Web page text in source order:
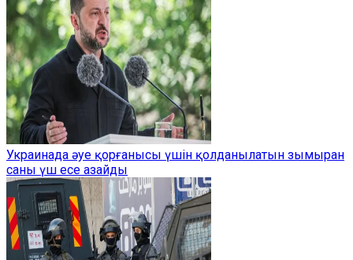
Украинада әуе қорғанысы үшін қолданылатын зымыран
саны үш есе азайды